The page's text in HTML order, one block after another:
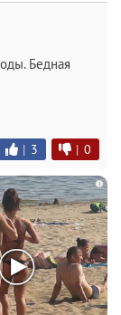
Бедная
| 3 | 0
i